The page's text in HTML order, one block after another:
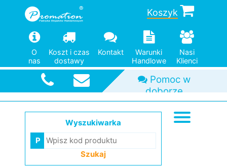
O
nas
Koszt i czas
dostawy
Kontakt
Warunki
Handlowe
Nasi
Klienci
Koszyk
wysyłka
Wyszukiwarka
Szukaj